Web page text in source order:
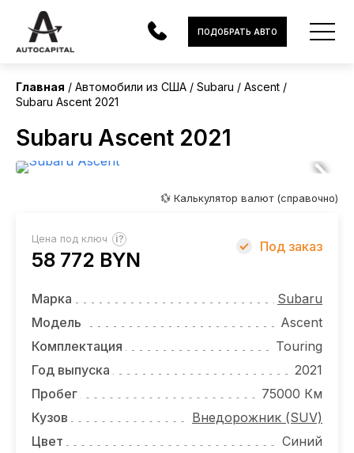
АВТОМОБИЛИ
ЭЛЕКТРОМОБИЛИ
УСЛУГИ
НОВОСТИ
ОТЗЫВЫ
ВАКАНСИИ
О КОМПАНИИ
ПОДОБРАТЬ АВТО
Главная Автомобили из США Subaru
Ascent
Subaru Ascent 2021
Subaru Ascent 2021
💱 Калькулятор валют (справочно)
Цена под ключ ?
58 772 BYN
Под заказ
Марка
Subaru
Модель
Ascent
Комплектация
Touring
Год выпуска
2021
Пробег
75000 Км
Кузов
Внедорожник (SUV)
Цвет
Синий